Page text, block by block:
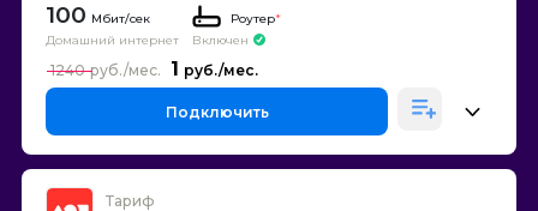
100
Домашний интернет
Роутер*
Включен
1
1240
Подключить
Тариф